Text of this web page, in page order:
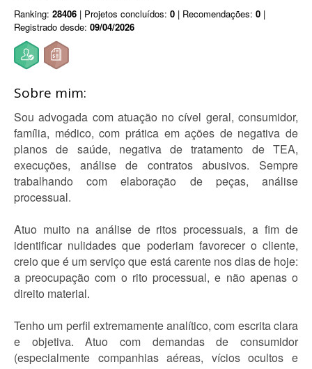
Ranking: 28406 | Projetos concluídos: 0 | Recomendações: 0 |
Registrado desde: 09/04/2026
Sobre mim:
Sou advogada com atuação no cível geral, consumidor,
família, médico, com prática em ações de negativa de
planos de saúde, negativa de tratamento de TEA,
execuções, análise de contratos abusivos. Sempre
trabalhando com elaboração de peças, análise
processual.
Atuo muito na análise de ritos processuais, a fim de
identificar nulidades que poderiam favorecer o cliente,
creio que é um serviço que está carente nos dias de hoje:
a preocupação com o rito processual, e não apenas o
direito material.
Tenho um perfil extremamente analítico, com escrita clara
e objetiva. Atuo com demandas de consumidor
(especialmente companhias aéreas, vícios ocultos e